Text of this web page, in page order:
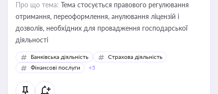
Про що тема: Тема стосується правового регулювання
отримання, переоформлення, анулювання ліцензій і
дозволів, необхідних для провадження господарської
діяльності
Банківська діяльність
Страхова діяльність
Фінансові послуги
+5